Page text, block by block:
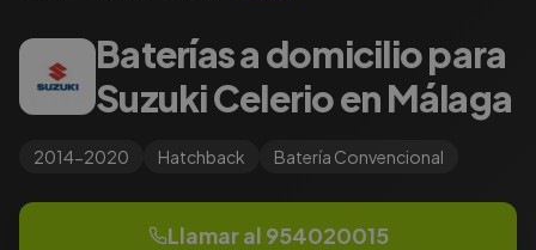
Baterías a domicilio para
Suzuki Celerio en Málaga
2014-2020 Hatchback Batería Convencional
Llamar al 954020015